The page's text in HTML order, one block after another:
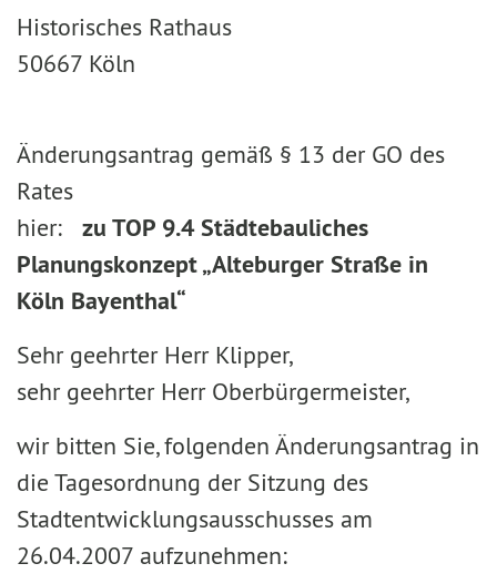
Historisches Rathaus
50667 Köln
Änderungsantrag gemäß § 13 der GO des
Rates
hier: zu TOP 9.4 Städtebauliches
Planungskonzept „Alteburger Straße in
Köln Bayenthal“
Sehr geehrter Herr Klipper,
sehr geehrter Herr Oberbürgermeister,
wir bitten Sie, folgenden Änderungsantrag in
die Tagesordnung der Sitzung des
Stadtentwicklungsausschusses am
26.04.2007 aufzunehmen: